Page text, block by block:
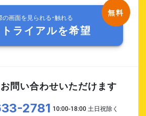
の画面を見られる・触れる
トライアルを希望
問い合わせいただけます
2781